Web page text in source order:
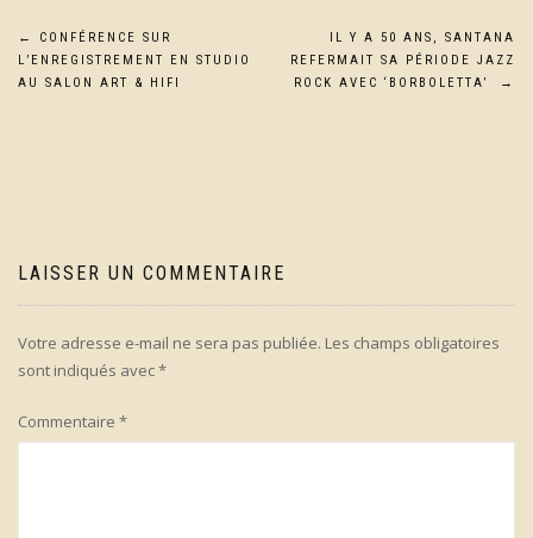
Navigation
de
←
CONFÉRENCE SUR
L’ENREGISTREMENT EN STUDIO
AU SALON ART & HIFI
IL Y A 50 ANS, SANTANA
REFERMAIT SA PÉRIODE JAZZ
ROCK AVEC ‘BORBOLETTA’
→
LAISSER UN COMMENTAIRE
Votre adresse e-mail ne sera pas publiée. Les champs obligatoires
sont indiqués avec*
Commentaire *